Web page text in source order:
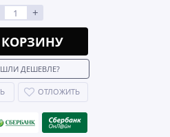
+
КОРЗИНУ
ДЕШЕВЛЕ?
ОТЛОЖИТЬ